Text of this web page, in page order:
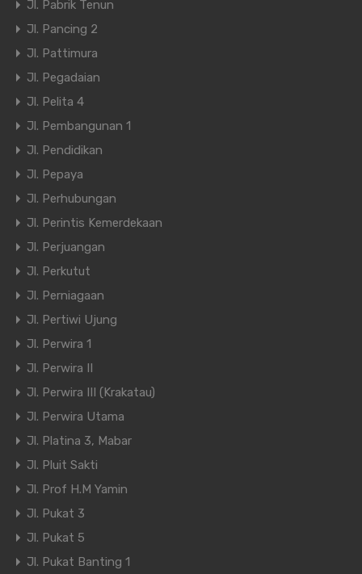
Jl. Pabrik Tenun
Jl. Pancing 2
Jl. Pattimura
Jl. Pegadaian
Jl. Pelita 4
Jl. Pembangunan 1
Jl. Pendidikan
Jl. Pepaya
Jl. Perhubungan
Jl. Perintis Kemerdekaan
Jl. Perjuangan
Jl. Perkutut
Jl. Perniagaan
Jl. Pertiwi Ujung
Jl. Perwira 1
Jl. Perwira II
Jl. Perwira III (Krakatau)
Jl. Perwira Utama
Jl. Platina 3, Mabar
Jl. Pluit Sakti
Jl. Prof H.M Yamin
Jl. Pukat 3
Jl. Pukat 5
Jl. Pukat Banting 1